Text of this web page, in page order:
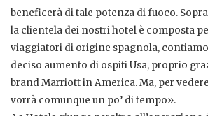
beneficerà di tale potenza di fuoco.
la clientela dei nostri hotel è composta
viaggiatori di origine spagnola,
deciso aumento di ospiti Usa, proprio
brand Marriott in America. Ma, per
vorrà comunque un po’ di tempo».